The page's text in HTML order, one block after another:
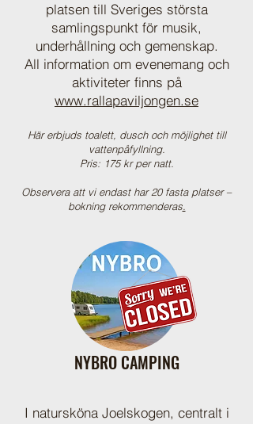
platsen till Sveriges största
samlingspunkt för musik,
underhållning och gemenskap.
All information om evenemang och
aktiviteter finns på
www.rallapaviljongen.se
Här erbjuds toalett, dusch och möjlighet till
vattenpåfyllning.
Pris: 175 kr per natt.
Observera att vi endast har 20 fasta platser –
bokning rekommenderas.
NYBRO CAMPING
I natursköna Joelskogen, centralt i